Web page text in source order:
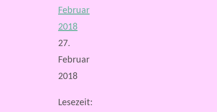
Februar
2018
27.
Februar
2018
Lesezeit: